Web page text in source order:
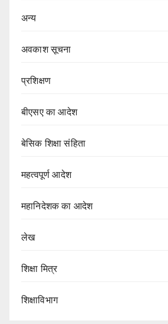
अन्य
अवकाश सूचना
प्रशिक्षण
बीएसए का आदेश
बेसिक शिक्षा संहिता
महत्वपूर्ण आदेश
महानिदेशक का आदेश
लेख
शिक्षा मित्र
शिक्षाविभाग